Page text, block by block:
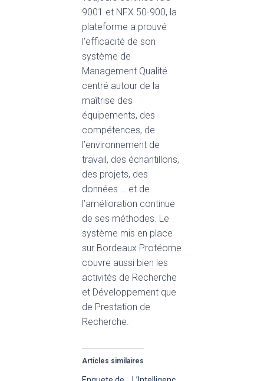
9001 et NFX 50-900, la
plateforme a prouvé
l’efficacité de son
système de
Management Qualité
centré autour de la
maîtrise des
équipements, des
compétences, de
l’environnement de
travail, des échantillons,
des projets, des
données … et de
l’amélioration continue
de ses méthodes. Le
système mis en place
sur Bordeaux Protéome
couvre aussi bien les
activités de Recherche
et Développement que
de Prestation de
Recherche.
Articles similaires